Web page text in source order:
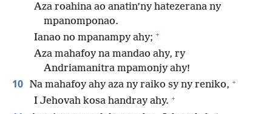
Aza roahina ao anatin’ny hatezerana ny
mpanomponao.
Ianao no mpanampy ahy; +
Aza mahafoy na mandao ahy, ry
Andriamanitra mpamonjy ahy!
10 Na mahafoy ahy aza ny raiko sy ny reniko, +
I Jehovah kosa handray ahy. +